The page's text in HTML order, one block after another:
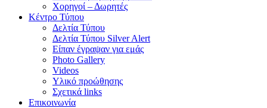
Χορηγοί – Δωρητές
Κέντρο Τύπου
Δελτία Τύπου
Δελτία Τύπου Silver Alert
Είπαν έγραψαν για εμάς
Photo Gallery
Videos
Υλικό προώθησης
Σχετικά links
Επικοινωνία